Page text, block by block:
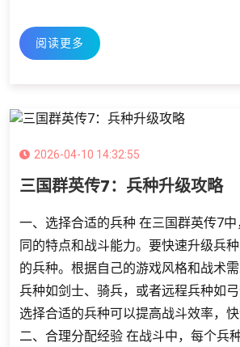
阅读更多
2026-04-10 14:32:55
三国群英传7：兵种升级攻略
一、选择合适的兵种 在三国群英传7
同的特点和战斗能力。要快速升级兵
的兵种。根据自己的游戏风格和战术
兵种如剑士、骑兵，或者远程兵种如弓
选择合适的兵种可以提高战斗效率，快
二、合理分配经验 在战斗中，每个兵